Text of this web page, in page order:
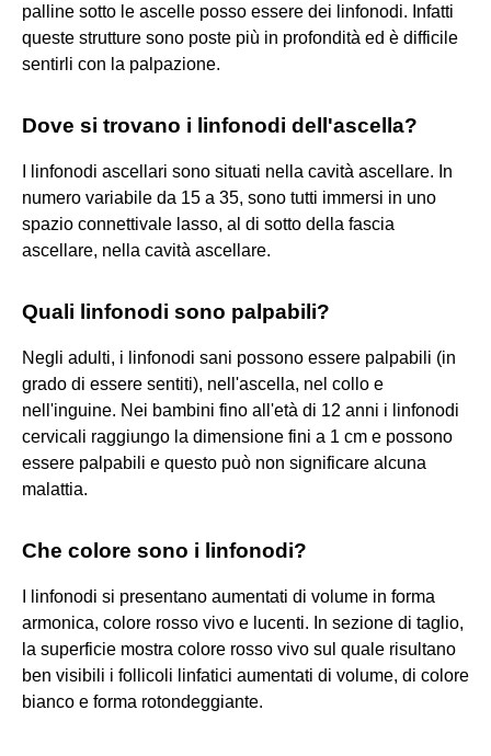
palline sotto le ascelle posso essere dei linfonodi. Infatti
queste strutture sono poste più in profondità ed è difficile
sentirli con la palpazione.
Dove si trovano i linfonodi dell'ascella?
I linfonodi ascellari sono situati nella cavità ascellare. In
numero variabile da 15 a 35, sono tutti immersi in uno
spazio connettivale lasso, al di sotto della fascia
ascellare, nella cavità ascellare.
Quali linfonodi sono palpabili?
Negli adulti, i linfonodi sani possono essere palpabili (in
grado di essere sentiti), nell'ascella, nel collo e
nell'inguine. Nei bambini fino all'età di 12 anni i linfonodi
cervicali raggiungo la dimensione fini a 1 cm e possono
essere palpabili e questo può non significare alcuna
malattia.
Che colore sono i linfonodi?
I linfonodi si presentano aumentati di volume in forma
armonica, colore rosso vivo e lucenti. In sezione di taglio,
la superficie mostra colore rosso vivo sul quale risultano
ben visibili i follicoli linfatici aumentati di volume, di colore
bianco e forma rotondeggiante.